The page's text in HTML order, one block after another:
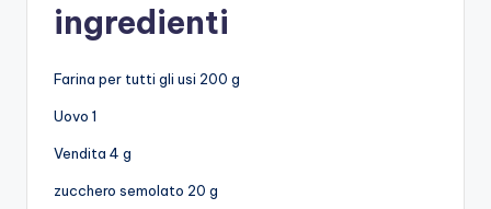
ingredienti
Farina per tutti gli usi 200 g
Uovo 1
Vendita 4 g
zucchero semolato 20 g